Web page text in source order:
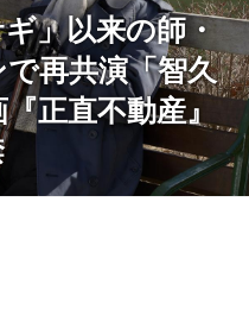
」以来の師・
再共演「智久
正直不動産』